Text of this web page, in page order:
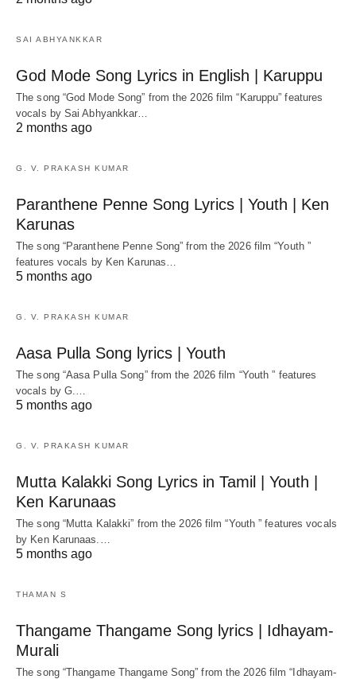
SAI ABHYANKKAR
God Mode Song Lyrics in English | Karuppu
The song “God Mode Song” from the 2026 film “Karuppu” features
vocals by Sai Abhyankkar‬…
2 months ago
G. V. PRAKASH KUMAR
Paranthene Penne Song Lyrics | Youth | Ken
Karunas
The song “Paranthene Penne Song” from the 2026 film “Youth ”
features vocals by Ken Karunas…
5 months ago
G. V. PRAKASH KUMAR
Aasa Pulla Song lyrics | Youth
The song “Aasa Pulla Song” from the 2026 film “Youth ” features
vocals by G.…
5 months ago
G. V. PRAKASH KUMAR
Mutta Kalakki Song Lyrics in Tamil | Youth |
Ken Karunaas
The song “Mutta Kalakki” from the 2026 film “Youth ” features vocals
by Ken Karunaas.…
5 months ago
THAMAN S
Thangame Thangame Song lyrics | Idhayam-
Murali
The song “Thangame Thangame Song” from the 2026 film “Idhayam-